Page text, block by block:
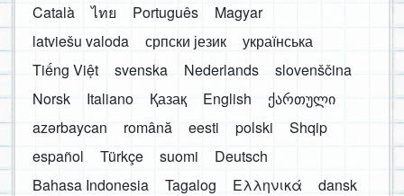
Català
ไทย Português
Magyar
latviešu valoda
српски језик
українська
Tiếng Việt
svenska Nederlands
slovenščina
Norsk
Italiano Қазақ English
ქართული
azərbaycan
română eesti polski
Shqip
español
Türkçe suomi
Deutsch
Bahasa Indonesia
Tagalog Ελληνικά dansk